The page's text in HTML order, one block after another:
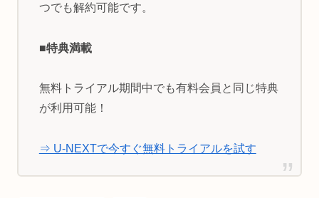
つでも解約可能です。
■特典満載
無料トライアル期間中でも有料会員と同じ特典
が利用可能！
⇒ U-NEXTで今すぐ無料トライアルを試す